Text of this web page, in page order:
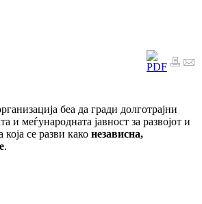
беа да гради долготрајни
и меѓународната јавност за развојот и
се разви како независна,
.